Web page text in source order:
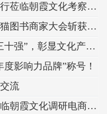
二十一世纪出版社集团刘凯军社长一行莅临朝霞文化考察交流
喜报频传！朝霞文化在2025年淘宝天猫图书商家大会斩获两个奖项！
朝霞文化荣膺2024年“河南文化企业三十强”，彰显文化产业强劲实力！
影响力品牌”称号！
流
河南省委常委、洛阳市委书记江凌莅临朝霞文化调研电商产业发展情况